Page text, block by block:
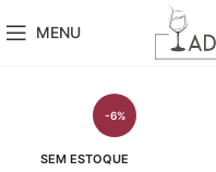
MENU
-6%
SEM ESTOQUE